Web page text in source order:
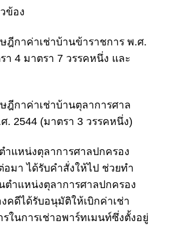
ข้อง
ฎีกาค่าเช่าบ้านข้าราชการ พ.ศ.
า 4 มาตรา 7 วรรคหนึ่ง และ
ฎีกาค่าเช่าบ้านตุลาการศาล
. 2544 (มาตรา 3 วรรคหนึ่ง)
าแหน่งตุลาการศาลปกครอง
มา ได้รับคําสั่งให้ไป ช่วยทํา
ตําแหน่งตุลาการศาลปกครอง
คดีได้รับอนุมัติให้เบิกค่าเช่า
ในการเช่าอพาร์ทเมนท์ซึ่งตั้งอยู่